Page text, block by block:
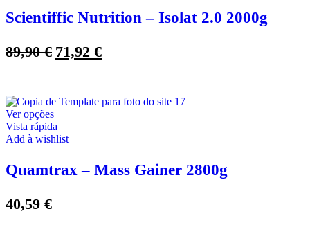
variants.
The
may
be
the
product
page
Scientiffic Nutrition – Isolat 2.0 2000g
89,90€ O
era:
71,92 €O
é:
Ver opçõesThis
product
has
The
Vista rápida
Add à wishlist
Quamtrax – Mass Gainer 2800g
40,59 €